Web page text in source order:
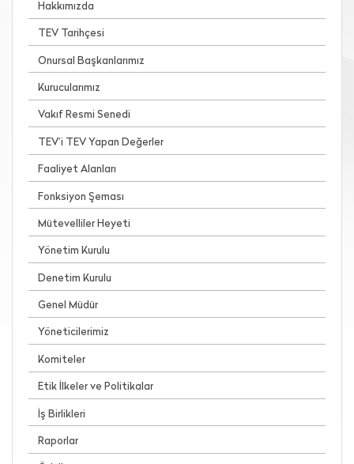
Hakkımızda
TEV Tarihçesi
Onursal Başkanlarımız
Kurucularımız
Vakıf Resmi Senedi
TEV’i TEV Yapan Değerler
Faaliyet Alanları
Fonksiyon Şeması
Mütevelliler Heyeti
Yönetim Kurulu
Denetim Kurulu
Genel Müdür
Yöneticilerimiz
Komiteler
Etik İlkeler ve Politikalar
İş Birlikleri
Raporlar